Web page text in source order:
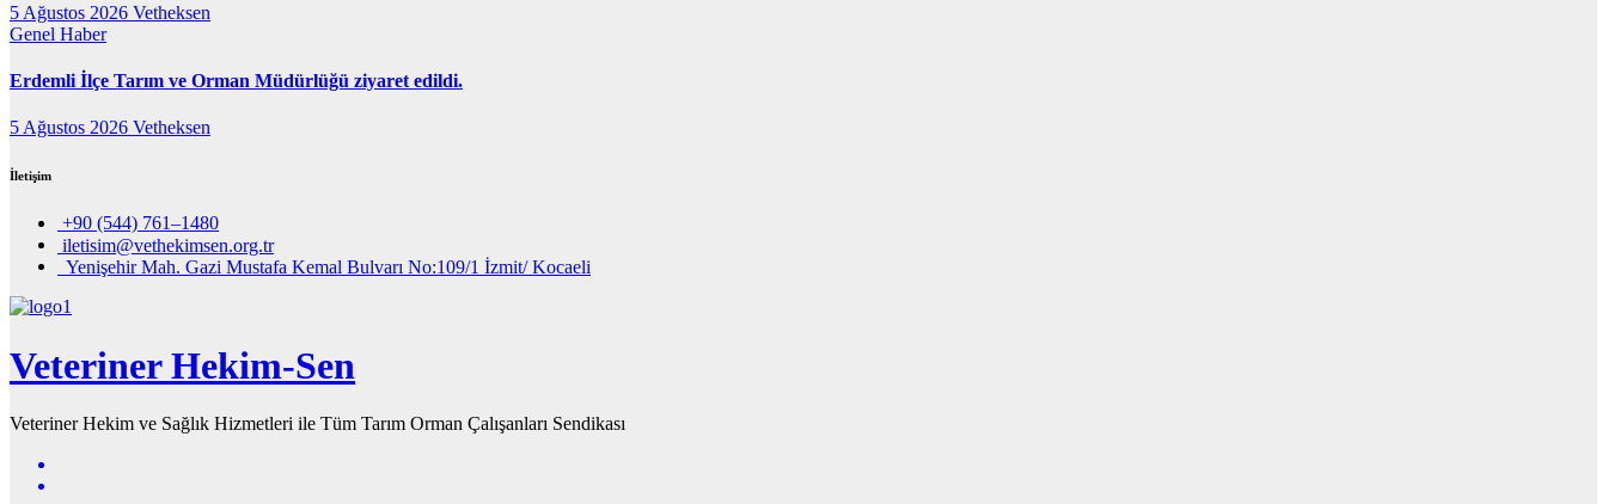
5 Ağustos 2026 Vetheksen
Genel Haber
Erdemli İlçe Tarım ve Orman Müdürlüğü ziyaret edildi.
5 Ağustos 2026 Vetheksen
İletişim
+90 (544) 761–1480
iletisim@vethekimsen.org.tr
Yenişehir Mah. Gazi Mustafa Kemal Bulvarı No:109/1 İzmit/ Kocaeli
Veteriner Hekim-Sen
Veteriner Hekim ve Sağlık Hizmetleri ile Tüm Tarım Orman Çalışanları Sendikası